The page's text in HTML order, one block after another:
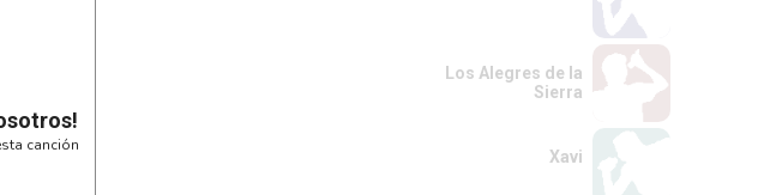
canción
Los Alegres de la
Sierra
Xavi